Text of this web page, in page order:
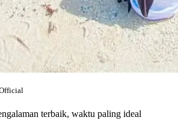
terbaik, waktu paling ideal